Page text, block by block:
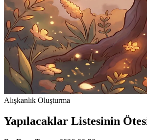
Alışkanlık Oluşturma
Yapılacaklar Listesinin